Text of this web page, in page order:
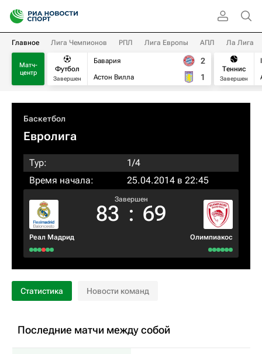
Главное Лига Чемпионов РПЛ Лига Европы АПЛ Ла Лига
Матч-
центр
Футбол
Завершен
Бавария
Астон Вилла
2
1
Теннис
Завершен
Баскетбол
Евролига
Тур:
1/4
Время начала:
25.04.2014 в 22:45
Реал Мадрид
Завершен
83 : 69
Олимпиакос
Статистика Новости команд
Последние матчи между собой